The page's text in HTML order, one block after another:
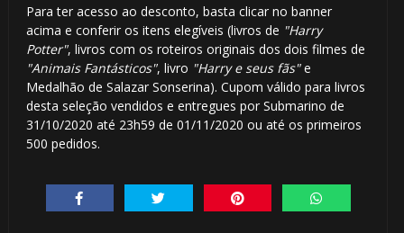
Para ter acesso ao desconto, basta clicar no banner
acima e conferir os itens elegíveis (livros de "Harry
Potter", livros com os roteiros originais dos dois filmes de
"Animais Fantásticos", livro "Harry e seus fãs"e
Medalhão de Salazar Sonserina). Cupom válido para livros
desta seleção vendidos e entregues por Submarino de
31/10/2020 até 23h59 de 01/11/2020 ou até os primeiros
500 pedidos.